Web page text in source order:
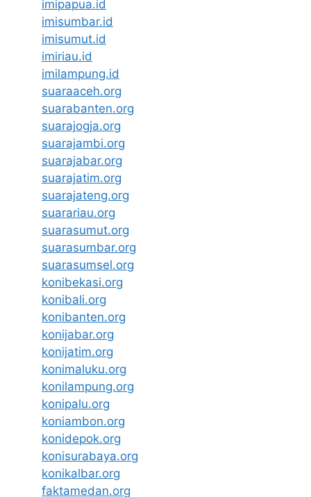
imipapua.id
imisumbar.id
imisumut.id
imiriau.id
imilampung.id
suaraaceh.org
suarabanten.org
suarajogja.org
suarajambi.org
suarajabar.org
suarajatim.org
suarajateng.org
suarariau.org
suarasumut.org
suarasumbar.org
suarasumsel.org
konibekasi.org
konibali.org
konibanten.org
konijabar.org
konijatim.org
konimaluku.org
konilampung.org
konipalu.org
koniambon.org
konidepok.org
konisurabaya.org
konikalbar.org
faktamedan.org